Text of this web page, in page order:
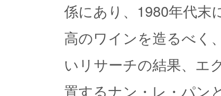
係にあり、1980年代末
高のワインを造るべく
いリサーチの結果、エ
置するナン・レ・パン